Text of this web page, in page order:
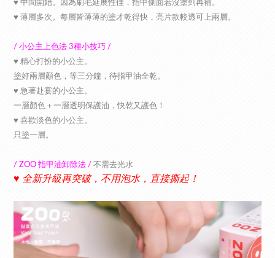
♥︎ 中間開始。因為刷毛延展性佳，指甲側面若沒塗到再補。
♥︎ 薄層多次。每層皆薄薄的塗才乾得快，亮片款較透可上兩層。
/ 小公主上色法 3種小技巧 /
♥︎ 精心打扮的小公主。
塗好兩層顏色，等三分鐘，待指甲油全乾。
♥︎ 急著赴宴的小公主。
一層顏色＋一層透明保護油，快乾又護色！
♥︎ 喜歡淡色的小公主。
只塗一層。
/ ZOO 指甲油卸除法 / 不需去光水
♥︎ 全新升級再突破，不用泡水，直接撕起！